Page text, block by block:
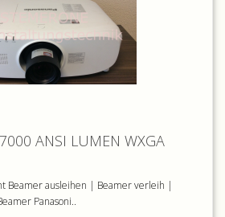
ANSI LUMEN WXGA
Beamer ausleihen | Beamer verleih |
Panasoni..